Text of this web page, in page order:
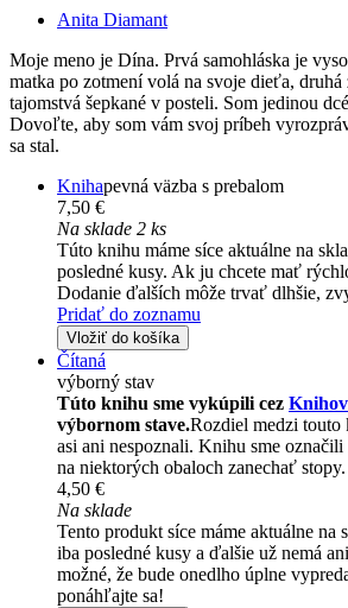
Anita Diamant
Moje meno je Dína. Prvá samohláska je
matka po zotmení volá na svoje dieťa, druhá
tajomstvá šepkané v posteli. Som jedinou
Dovoľte, aby som vám svoj príbeh
sa stal.
Knihapevná väzba s prebalom
7,50 €
Na sklade 2 ks
Túto knihu máme síce aktuálne na
posledné kusy. Ak ju chcete mať
Dodanie ďalších môže trvať dlhšie,
Pridať do zoznamu
Vložiť do košíka
Čítaná
výborný stav
Túto knihu sme vykúpili cez
výbornom stave.Rozdiel medzi touto
asi ani nespoznali. Knihu sme
na niektorých obaloch zanechať stopy.
4,50 €
Na sklade
Tento produkt síce máme aktuálne na
iba posledné kusy a ďalšie už nemá
možné, že bude onedlho úplne
ponáhľajte sa!